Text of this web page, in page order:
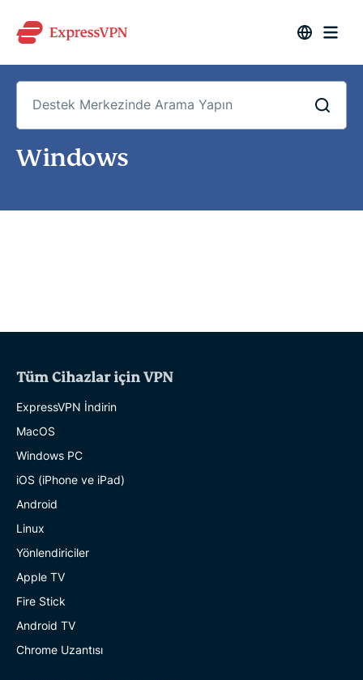
Windows
Tüm Cihazlar için VPN
ExpressVPN İndirin
MacOS
Windows PC
iOS (iPhone ve iPad)
Android
Linux
Yönlendiriciler
Apple TV
Fire Stick
Android TV
Chrome Uzantısı